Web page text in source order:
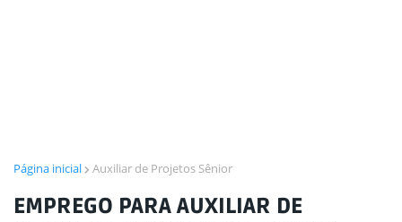
Página inicial Auxiliar de Projetos Sênior
EMPREGO PARA AUXILIAR DE